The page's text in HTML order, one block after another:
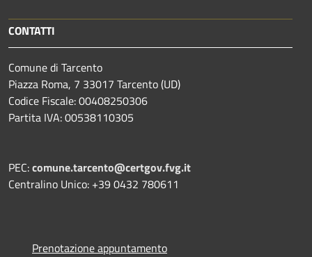
CONTATTI
Comune di Tarcento
Piazza Roma, 7 33017 Tarcento (UD)
Codice Fiscale: 00408250306
Partita IVA: 00538110305
PEC:comune.tarcento@certgov.fvg.it
Centralino Unico: +39 0432 780611
Prenotazione appuntamento